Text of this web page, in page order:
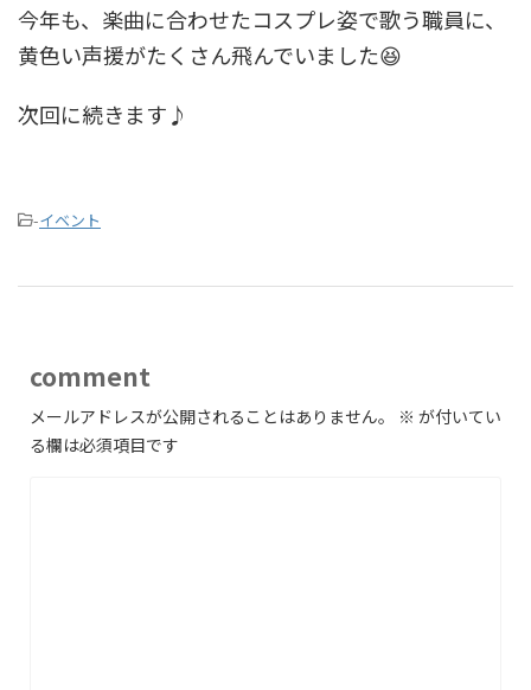
今年も、楽曲に合わせたコスプレ姿で歌う職員に、
黄色い声援がたくさん飛んでいました😆
次回に続きます♪
-イベント
comment
メールアドレスが公開されることはありません。 ※ が付いてい
る欄は必須項目です